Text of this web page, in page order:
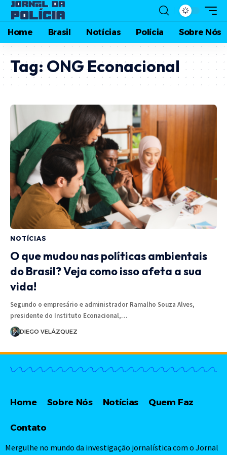
Home Brasil Notícias Polícia Sobre Nós
Tag: ONG Econacional
NOTÍCIAS
O que mudou nas políticas ambientais
do Brasil? Veja como isso afeta a sua
vida!
Segundo o empresário e administrador Ramalho Souza Alves,
presidente do Instituto Econacional,…
DIEGO VELÁZQUEZ
Home Sobre Nós Notícias Quem Faz
Contato
Mergulhe no mundo da investigação jornalística com o Jornal